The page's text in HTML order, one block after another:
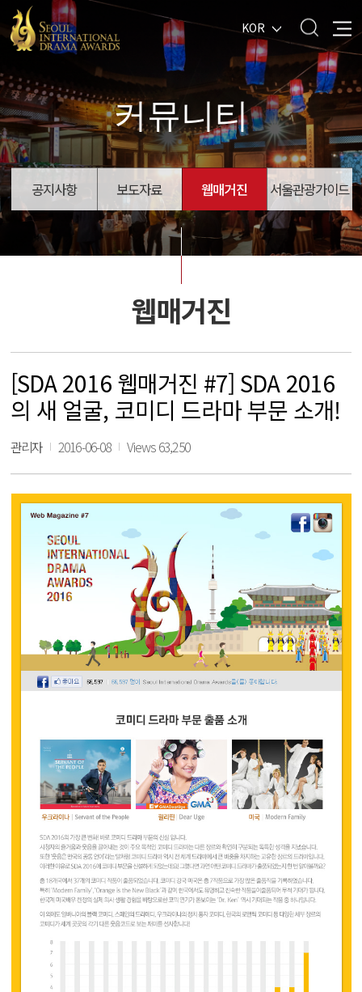
KOR
커뮤니티
공지사항 보도자료 웹매거진 서울관광가이드
웹매거진
[SDA 2016 웹매거진 #7] SDA 2016
의 새 얼굴, 코미디 드라마 부문 소개!
관리자 2016-06-08 Views 63,250